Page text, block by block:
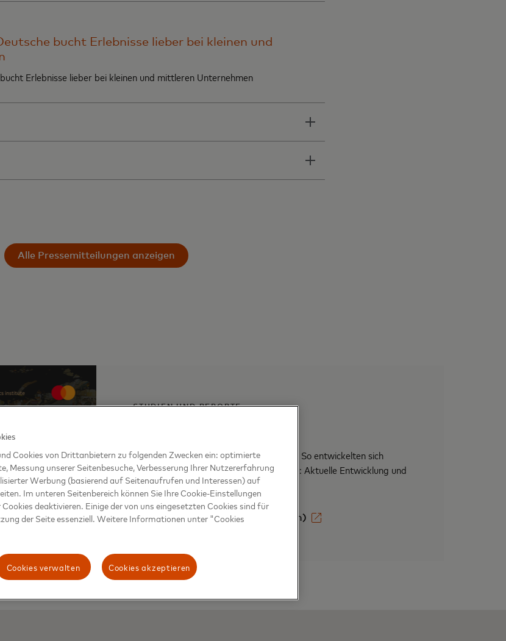
bucht Erlebnisse lieber bei kleinen und
Erlebnisse lieber bei kleinen und mittleren Unternehmen
Alle Pressemitteilungen anzeigen
STUDIEN UND REPORTE
Digitalisierungsbeschleuniger Pandemie? So entwickelten sich
Einzelhandel, Hotelerie und Gastronomie: Aktuelle Entwicklung und
neue Konzepte für die Zukunft
Bericht herunterladen (auf Englisch)
Cookies von Drittanbietern zu folgenden Zwecken ein: optimierte
Messung unserer Seitenbesuche, Verbesserung Ihrer Nutzererfahrung
Werbung (basierend auf Seitenaufrufen und Interessen) auf
Im unteren Seitenbereich können Sie Ihre Cookie-Einstellungen
deaktivieren. Einige der von uns eingesetzten Cookies sind für
der Seite essenziell. Weitere Informationen unter "Cookies
Cookies akzeptieren
Cookies verwalten